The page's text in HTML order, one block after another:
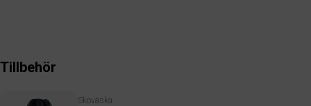
Tillbehör
Skoväska